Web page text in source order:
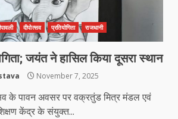
दीपोत्सव प्रतियोगिता राजधानी
जयंत ने हासिल किया दूसरा स्थान
November 7, 2025
के पावन अवसर पर वक्रतुंड मित्र मंडल एवं
केंद्र के संयुक्त...
March 22, 2026
पवार क्षत्रिय महासभा भारत की
सभा डोंगरगढ़ में कल
March 21, 2026